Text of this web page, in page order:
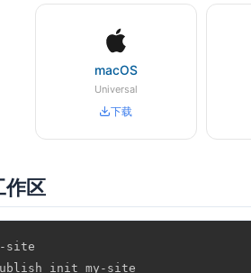
macOS
Universal
下载
作区
site